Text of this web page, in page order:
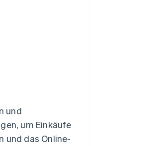
und
um Einkäufe
und das Online-